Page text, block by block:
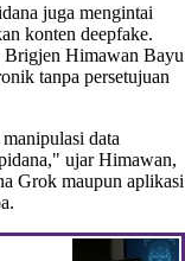
juga mengintai
konten deepfake.
Brigjen Himawan Bayu
tanpa persetujuan
data
ujar Himawan,
Grok maupun aplikasi